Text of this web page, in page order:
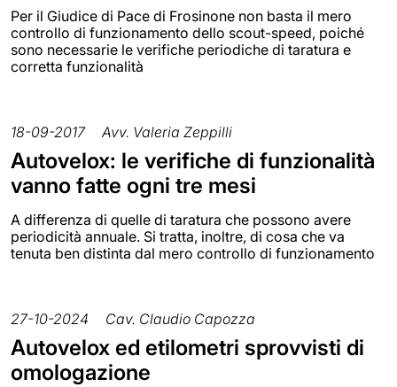
Per il Giudice di Pace di Frosinone non basta il mero
controllo di funzionamento dello scout-speed, poiché
sono necessarie le verifiche periodiche di taratura e
corretta funzionalità
18-09-2017 Avv. Valeria Zeppilli
Autovelox: le verifiche di funzionalità
vanno fatte ogni tre mesi
A differenza di quelle di taratura che possono avere
periodicità annuale. Si tratta, inoltre, di cosa che va
tenuta ben distinta dal mero controllo di funzionamento
27-10-2024 Cav. Claudio Capozza
Autovelox ed etilometri sprovvisti di
omologazione